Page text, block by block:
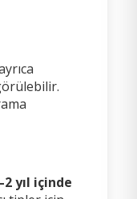
yıl içinde